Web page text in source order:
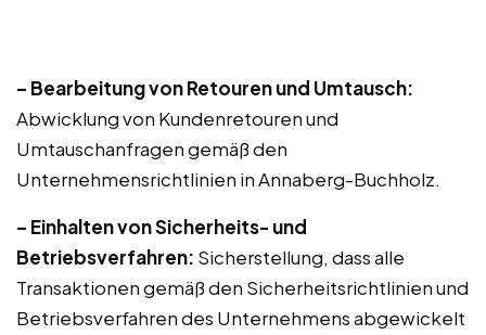
– Bearbeitung von Retouren und Umtausch:
Abwicklung von Kundenretouren und
Umtauschanfragen gemäß den
Unternehmensrichtlinien in Annaberg-Buchholz.
– Einhalten von Sicherheits- und
Betriebsverfahren: Sicherstellung, dass alle
Transaktionen gemäß den Sicherheitsrichtlinien und
Betriebsverfahren des Unternehmens abgewickelt